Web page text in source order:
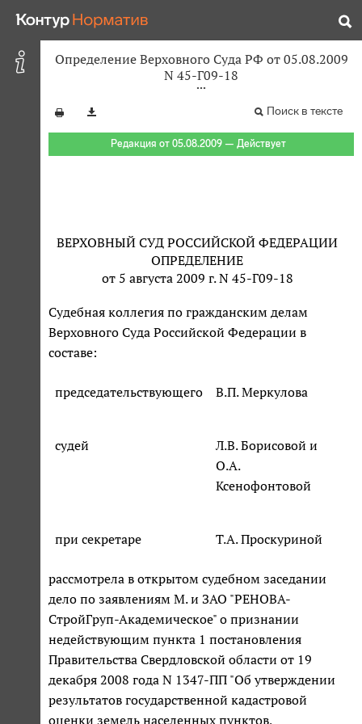
Определение Верховного Суда РФ от 05.08.2009
N 45-Г09-18
Поиск в тексте
Редакция от 05.08.2009 — Действует
ВЕРХОВНЫЙ СУД РОССИЙСКОЙ ФЕДЕРАЦИИ
ОПРЕДЕЛЕНИЕ
от 5 августа 2009 г. N 45-Г09-18
Судебная коллегия по гражданским делам
Верховного Суда Российской Федерации в
составе:
председательствующего В.П. Меркулова
судей
Л.В. Борисовой и
О.А.
Ксенофонтовой
при секретаре Т.А. Проскуриной
рассмотрела в открытом судебном заседании
дело по заявлениям М. и ЗАО "РЕНОВА-
СтройГруп-Академическое" о признании
недействующим пункта 1 постановления
Правительства Свердловской области от 19
декабря 2008 года N 1347-ПП "Об утверждении
результатов государственной кадастровой
оценки земель населенных пунктов,